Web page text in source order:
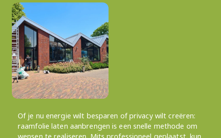
Of je nu energie wilt besparen of privacy wilt creëren:
raamfolie laten aanbrengen is een snelle methode om